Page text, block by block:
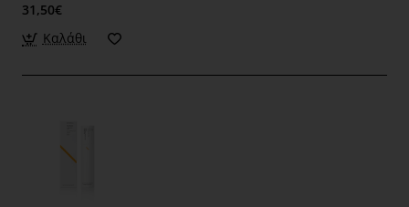
31,50€
Καλάθι